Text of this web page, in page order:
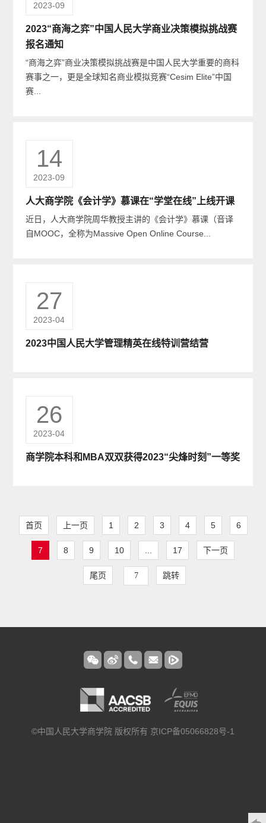
2023-09
2023“商海之弈”中国人民大学商业决策模拟挑战赛
报名通知
“商海之弈”商业决策模拟挑战赛是中国人民大学重要的商科
赛事之一，更是全球知名商业模拟竞赛“Cesim Elite”中国
赛...
14
2023-09
人大商学院《会计学》慕课在“学堂在线”上线开课
近日，人大商学院周华教授主讲的《会计学》慕课（音译
自MOOC，全称为Massive Open Online Course...
27
2023-04
2023中国人民大学管理精英在线特训营结营
26
2023-04
商学院本科和MBA双双获得2023“尖烽时刻”一等奖
首页 上一页 1 2 3 4 5 6
7 8 9 10 17 下一页
尾页 跳转
©中国人民大学商学院 版权所有 京ICP备05066828号-1